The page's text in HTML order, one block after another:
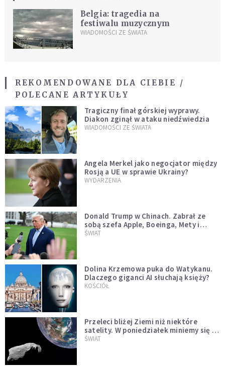
Belgia: tragedia na
festiwalu muzycznym
WIADOMOŚCI ZE ŚWIATA
REKOMENDOWANE DLA CIEBIE /
POLECANE ARTYKUŁY
Tragiczny finał górskiej wyprawy.
Diakon zginął w ataku niedźwiedzia
WIADOMOŚCI ZE ŚWIATA
Angela Merkel jako negocjator między
Rosją a UE w sprawie Ukrainy?
WYDARZENIA
Donald Trump w Chinach. Zabrał ze
sobą szefa Apple, Boeinga, Mety i
Muska
ŚWIAT
Dolina Krzemowa puka do Watykanu.
Dlaczego giganci AI słuchają księży?
KOŚCIÓŁ
Przeleci bliżej Ziemi niż niektóre
satelity. W poniedziałek miniemy się z
asteroidą, która poprzedzi znacznie
ŚWIAT